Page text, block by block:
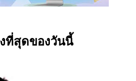
ที่สุดของวันนี้